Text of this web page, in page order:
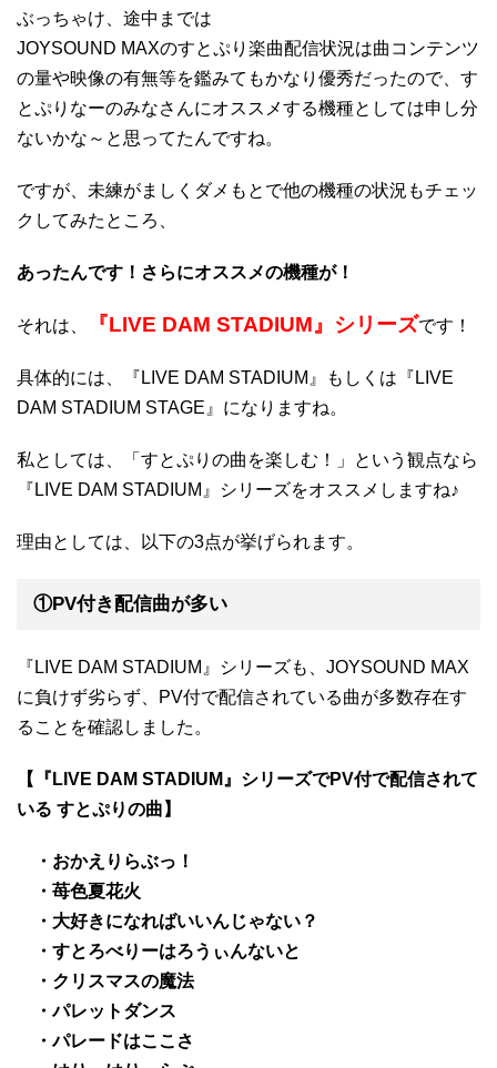
ぶっちゃけ、途中までは
JOYSOUND MAXのすとぷり楽曲配信状況は曲コンテンツ
の量や映像の有無等を鑑みてもかなり優秀だったので、す
とぷりなーのみなさんにオススメする機種としては申し分
ないかな～と思ってたんですね。
ですが、未練がましくダメもとで他の機種の状況もチェッ
クしてみたところ、
あったんです！さらにオススメの機種が！
それは、 『LIVE DAM STADIUM』シリーズです！
具体的には、『LIVE DAM STADIUM』もしくは『LIVE
DAM STADIUM STAGE』になりますね。
私としては、「すとぷりの曲を楽しむ！」という観点なら
『LIVE DAM STADIUM』シリーズをオススメしますね♪
理由としては、以下の3点が挙げられます。
①PV付き配信曲が多い
『LIVE DAM STADIUM』シリーズも、JOYSOUND MAX
に負けず劣らず、PV付で配信されている曲が多数存在す
ることを確認しました。
【『LIVE DAM STADIUM』シリーズでPV付で配信されて
いる すとぷりの曲】
・おかえりらぶっ！
・苺色夏花火
・大好きになればいいんじゃない？
・すとろべりーはろうぃんないと
・クリスマスの魔法
・パレットダンス
・パレードはここさ